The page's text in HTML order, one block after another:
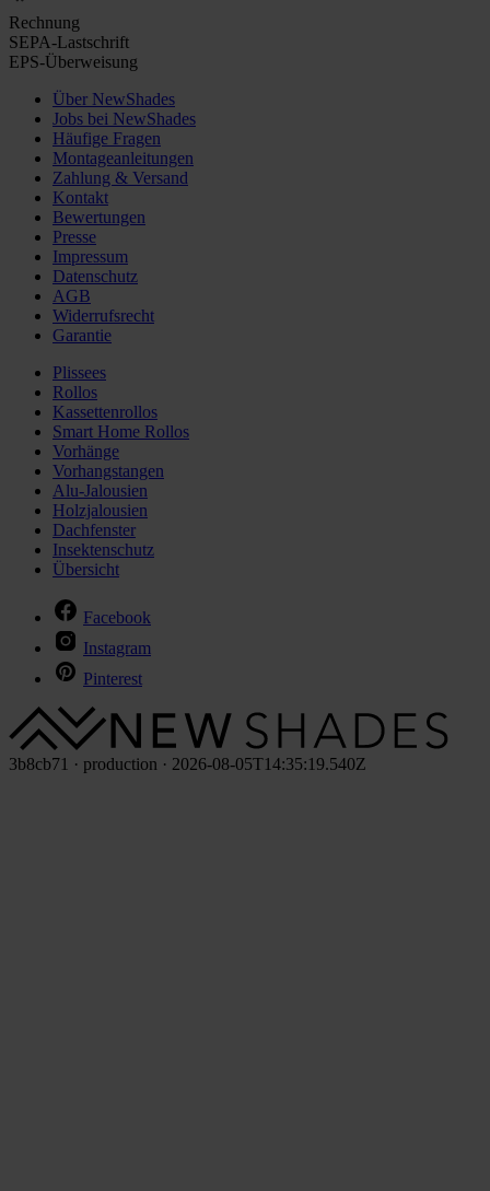
Rechnung
SEPA-Lastschrift
EPS-Überweisung
Über NewShades
Jobs bei NewShades
Häufige Fragen
Montageanleitungen
Zahlung & Versand
Kontakt
Bewertungen
Presse
Impressum
Datenschutz
AGB
Widerrufsrecht
Garantie
Plissees
Rollos
Kassettenrollos
Smart Home Rollos
Vorhänge
Vorhangstangen
Alu-Jalousien
Holzjalousien
Dachfenster
Insektenschutz
Übersicht
Facebook
Instagram
Pinterest
3b8cb71 · production · 2026-08-05T14:35:19.540Z